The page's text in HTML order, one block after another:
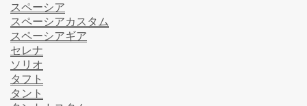
スペーシア
スペーシアカスタム
スペーシアギア
セレナ
ソリオ
タフト
タント